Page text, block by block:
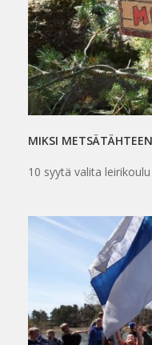
MIKSI
10 syytä valita